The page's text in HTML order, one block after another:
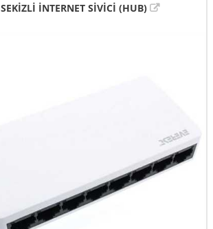
SEKİZLİ İNTERNET SİVİCİ (HUB)